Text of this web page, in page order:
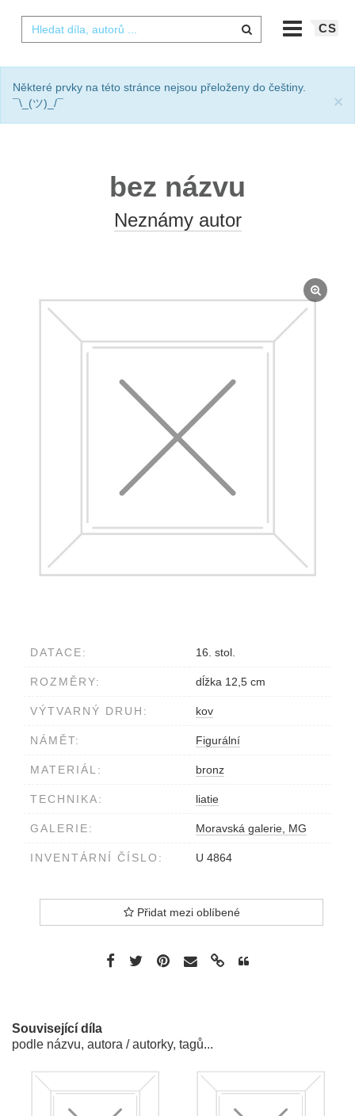
CS
Některé prvky na této stránce nejsou přeloženy do češtiny.
¯\_(ツ)_/¯
×
bez názvu
Neznámy autor
DATACE: 16. stol.
ROZMĚRY: dĺžka 12,5 cm
VÝTVARNÝ DRUH: kov
NÁMĚT: Figurální
MATERIÁL: bronz
TECHNIKA: liatie
GALERIE: Moravská galerie, MG
INVENTÁRNÍ ČÍSLO: U 4864
Přidat mezi oblíbené
Související díla
podle názvu, autora / autorky, tagů...